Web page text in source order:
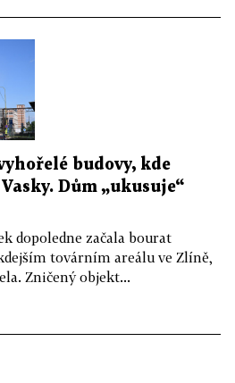
budovy, kde
Dům „ukusuje“
dopoledne začala bourat
továrním areálu ve Zlíně,
Zničený objekt...